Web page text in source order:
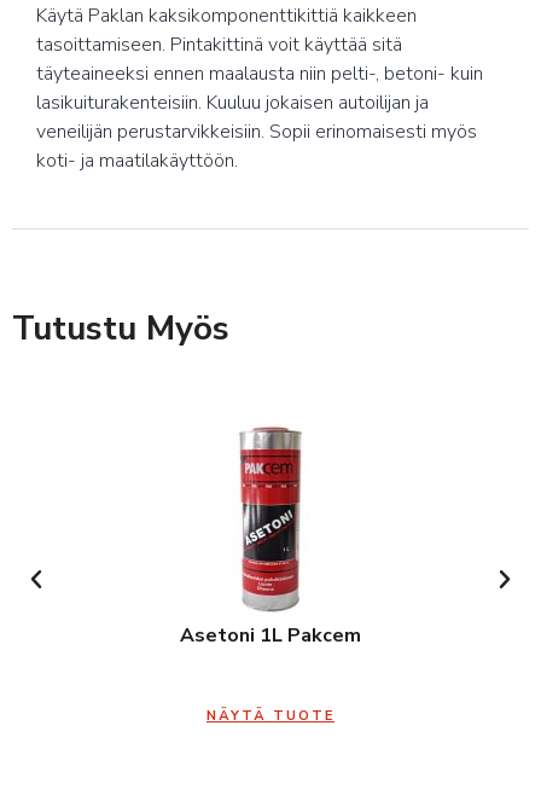
Käytä Paklan kaksikomponenttikittiä kaikkeen
tasoittamiseen. Pintakittinä voit käyttää sitä
täyteaineeksi ennen maalausta niin pelti-, betoni- kuin
lasikuiturakenteisiin. Kuuluu jokaisen autoilijan ja
veneilijän perustarvikkeisiin. Sopii erinomaisesti myös
koti- ja maatilakäyttöön.
Tutustu Myös
Asetoni 1L Pakcem
NÄYTÄ TUOTE